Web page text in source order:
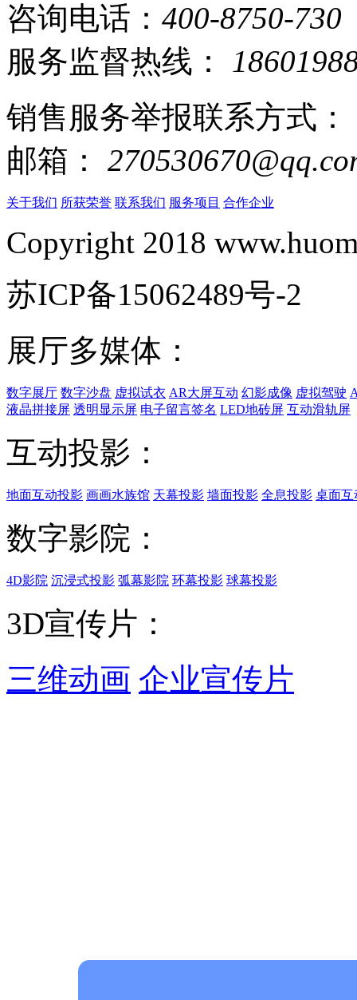
咨询电话： 400-8750-730
服务监督热线：
销售服务举报联系方式：
邮箱：
关于我们 所获荣誉 联系我们 服务项目 合作企业
Copyright 2018
苏ICP备15062489号-2
展厅多媒体：
数字展厅 数字沙盘 虚拟试衣 AR大屏互动 幻影成像 虚拟驾驶
液晶拼接屏 透明显示屏 电子留言签名 LED地砖屏 互动滑轨屏
互动投影：
地面互动投影 画画水族馆 天幕投影 墙面投影 全息投影 桌面互
数字影院：
4D影院 沉浸式投影 弧幕影院 环幕投影 球幕投影
3D宣传片：
三维动画 企业宣传片